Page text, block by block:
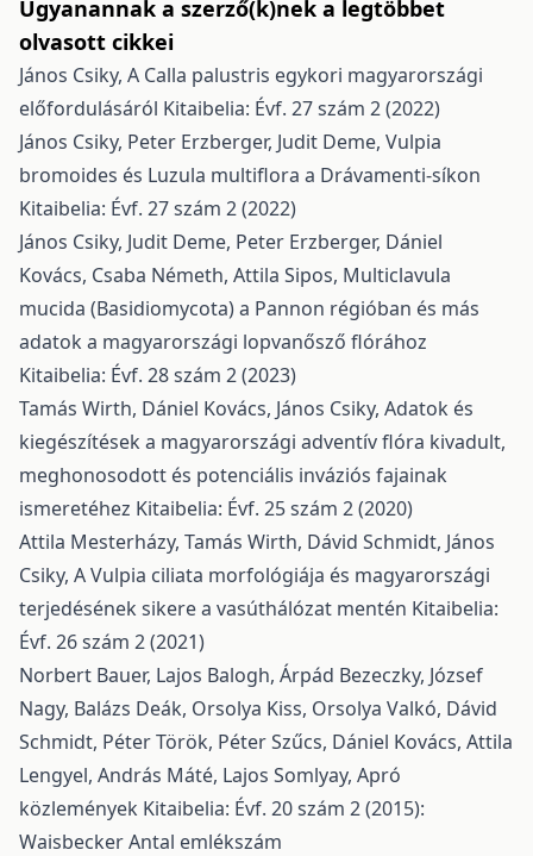
Ugyanannak a szerző(k)nek a legtöbbet
olvasott cikkei
János Csiky, A Calla palustris egykori magyarországi
előfordulásáról Kitaibelia: Évf. 27 szám 2 (2022)
János Csiky, Peter Erzberger, Judit Deme, Vulpia
bromoides és Luzula multiflora a Drávamenti-síkon
Kitaibelia: Évf. 27 szám 2 (2022)
János Csiky, Judit Deme, Peter Erzberger, Dániel
Kovács, Csaba Németh, Attila Sipos, Multiclavula
mucida (Basidiomycota) a Pannon régióban és más
adatok a magyarországi lopvanősző flórához
Kitaibelia: Évf. 28 szám 2 (2023)
Tamás Wirth, Dániel Kovács, János Csiky, Adatok és
kiegészítések a magyarországi adventív flóra kivadult,
meghonosodott és potenciális inváziós fajainak
ismeretéhez Kitaibelia: Évf. 25 szám 2 (2020)
Attila Mesterházy, Tamás Wirth, Dávid Schmidt, János
Csiky, A Vulpia ciliata morfológiája és magyarországi
terjedésének sikere a vasúthálózat mentén Kitaibelia:
Évf. 26 szám 2 (2021)
Norbert Bauer, Lajos Balogh, Árpád Bezeczky, József
Nagy, Balázs Deák, Orsolya Kiss, Orsolya Valkó, Dávid
Schmidt, Péter Török, Péter Szűcs, Dániel Kovács, Attila
Lengyel, András Máté, Lajos Somlyay, Apró
közlemények Kitaibelia: Évf. 20 szám 2 (2015):
Waisbecker Antal emlékszám